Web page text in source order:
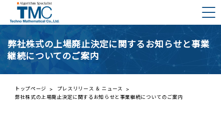
DMNAとは？
ご挨拶
弊社株式の上場廃止決定に関するお知らせと事業
継続についてのご案内
トップページ
プレスリリース ＆ ニュース
弊社株式の上場廃止決定に関するお知らせと事業継続についてのご案内